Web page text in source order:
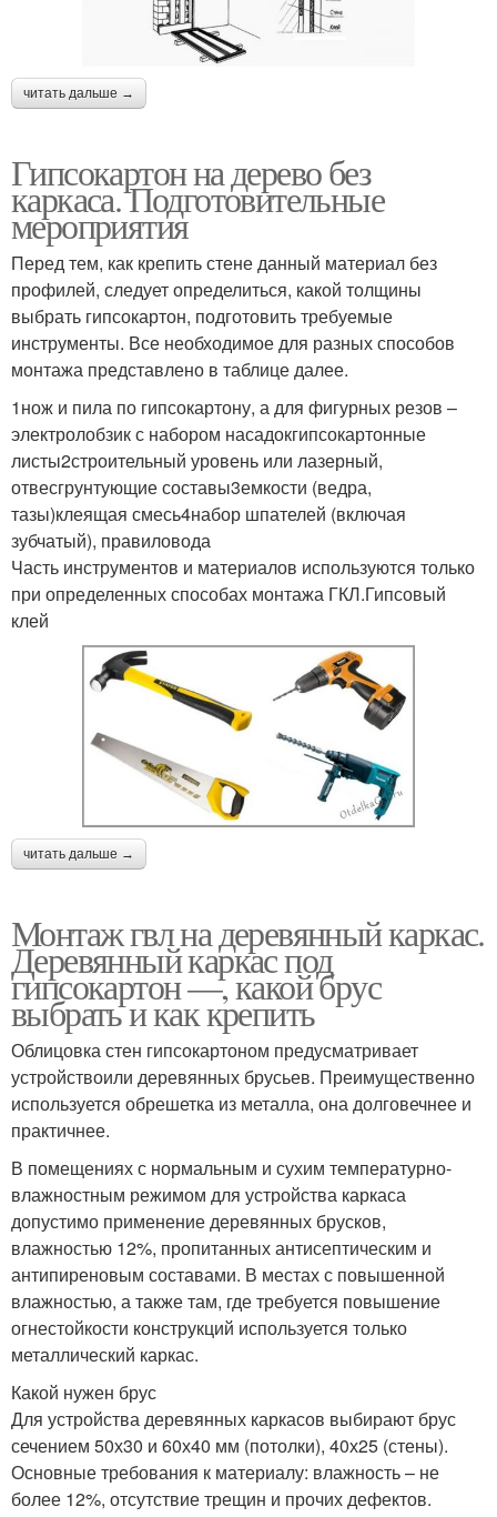
читать дальше →
Гипсокартон на дерево без
каркаса. Подготовительные
мероприятия
Перед тем, как крепить стене данный материал без
профилей, следует определиться, какой толщины
выбрать гипсокартон, подготовить требуемые
инструменты. Все необходимое для разных способов
монтажа представлено в таблице далее.
1нож и пила по гипсокартону, а для фигурных резов –
электролобзик с набором насадокгипсокартонные
листы2строительный уровень или лазерный,
отвесгрунтующие составы3емкости (ведра,
тазы)клеящая смесь4набор шпателей (включая
зубчатый), правиловода
Часть инструментов и материалов используются только
при определенных способах монтажа ГКЛ.Гипсовый
клей
читать дальше →
Монтаж гвл на деревянный каркас.
Деревянный каркас под
гипсокартон —, какой брус
выбрать и как крепить
Облицовка стен гипсокартоном предусматривает
устройствоили деревянных брусьев. Преимущественно
используется обрешетка из металла, она долговечнее и
практичнее.
В помещениях с нормальным и сухим температурно-
влажностным режимом для устройства каркаса
допустимо применение деревянных брусков,
влажностью 12%, пропитанных антисептическим и
антипиреновым составами. В местах с повышенной
влажностью, а также там, где требуется повышение
огнестойкости конструкций используется только
металлический каркас.
Какой нужен брус
Для устройства деревянных каркасов выбирают брус
сечением 50х30 и 60х40 мм (потолки), 40х25 (стены).
Основные требования к материалу: влажность – не
более 12%, отсутствие трещин и прочих дефектов.